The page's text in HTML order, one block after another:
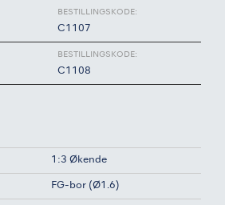
BESTILLINGSKODE:
C1107
BESTILLINGSKODE:
C1108
1:3 Økende
FG-bor (Ø1.6)